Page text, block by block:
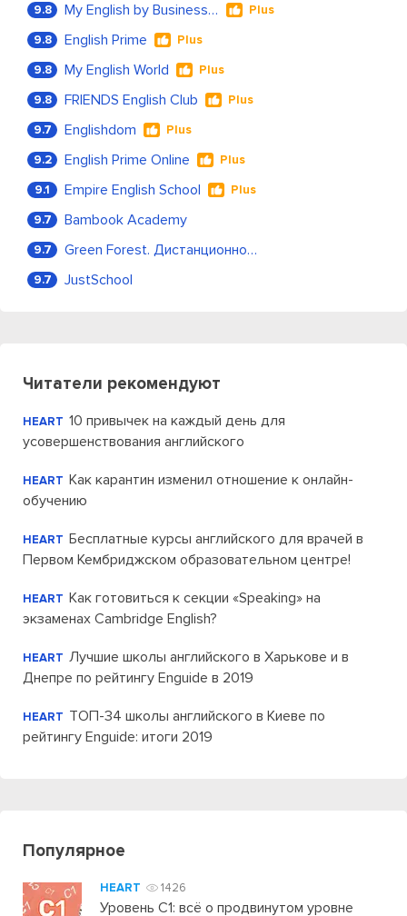
9.8 My English by Business Language Plus
9.8 English Prime Plus
9.8 My English World Plus
9.8 FRIENDS English Club Plus
9.7 Englishdom Plus
9.2 English Prime Online Plus
9.1 Empire English School Plus
9.7 Bambook Academy
9.7 Green Forest. Дистанционное обучение
9.7 JustSchool
Читатели рекомендуют
HEART 10 привычек на каждый день для
усовершенствования английского
HEART Как карантин изменил отношение к онлайн-
обучению
HEART Бесплатные курсы английского для врачей в
Первом Кембриджском образовательном центре!
HEART Как готовиться к секции «Speaking» на
экзаменах Cambridge English?
HEART Лучшие школы английского в Харькове и в
Днепре по рейтингу Enguide в 2019
HEART ТОП-34 школы английского в Киеве по
рейтингу Enguide: итоги 2019
Популярное
HEART 1426
Уровень C1: всё о продвинутом уровне